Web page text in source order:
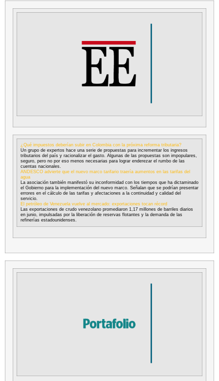
¿Qué impuestos deberían subir en Colombia con la próxima reforma tributaria?
Un grupo de expertos hace una serie de propuestas para incrementar los ingresos
tributarios del país y racionalizar el gasto. Algunas de las propuestas son impopulares,
seguro, pero no por eso menos necesarias para lograr enderezar el rumbo de las
cuentas nacionales.
ANDESCO advierte que el nuevo marco tarifario traería aumentos en las tarifas del
agua
La asociación también manifestó su inconformidad con los tiempos que ha dictaminado
el Gobierno para la implementación del nuevo marco. Señalan que se podrían presentar
errores en el cálculo de las tarifas y afectaciones a la continuidad y calidad del
servicio.
El petróleo de Venezuela vuelve al mercado: exportaciones tocan récord
Las exportaciones de crudo venezolano promediaron 1,17 millones de barriles diarios
en junio, impulsadas por la liberación de reservas flotantes y la demanda de las
refinerías estadounidenses.